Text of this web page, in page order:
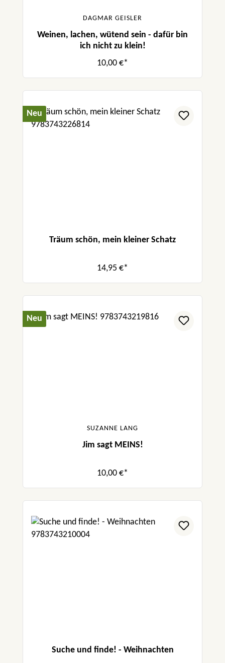
DAGMAR GEISLER
Weinen, lachen, wütend sein - dafür bin
ich nicht zu klein!
10,00 €*
Neu
Träum schön, mein kleiner Schatz
14,95 €*
Neu
SUZANNE LANG
Jim sagt MEINS!
10,00 €*
Suche und finde! - Weihnachten